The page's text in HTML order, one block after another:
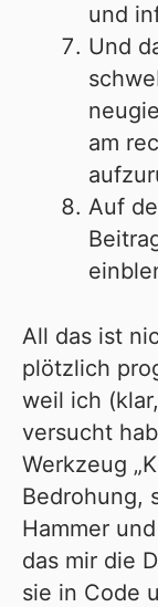
und
Und
am
Auf
All das ist
plötzlich
weil ich
versucht
Werkzeug
Bedrohung,
Hammer
das mir die
sie in Code